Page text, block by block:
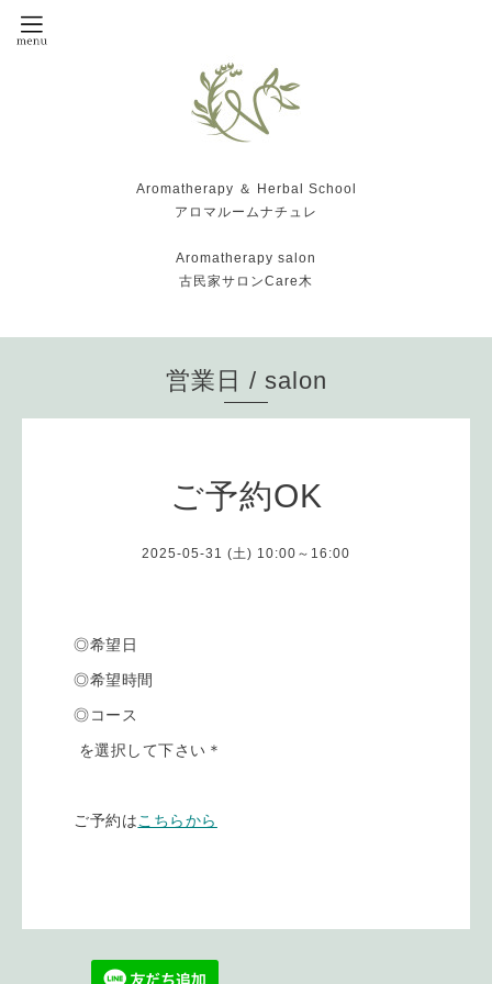
Aromatherapy ＆ Herbal School
アロマルームナチュレ
Aromatherapy salon
古民家サロンCare木
営業日 / salon
ご予約OK
2025-05-31 (土) 10:00～16:00
◎希望日
◎希望時間
◎コース
を選択して下さい＊
ご予約はこちらから